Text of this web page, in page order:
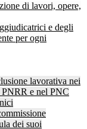
di lavori, opere,
e degli
per ogni
lavorativa nei
e nel PNC
dei suoi